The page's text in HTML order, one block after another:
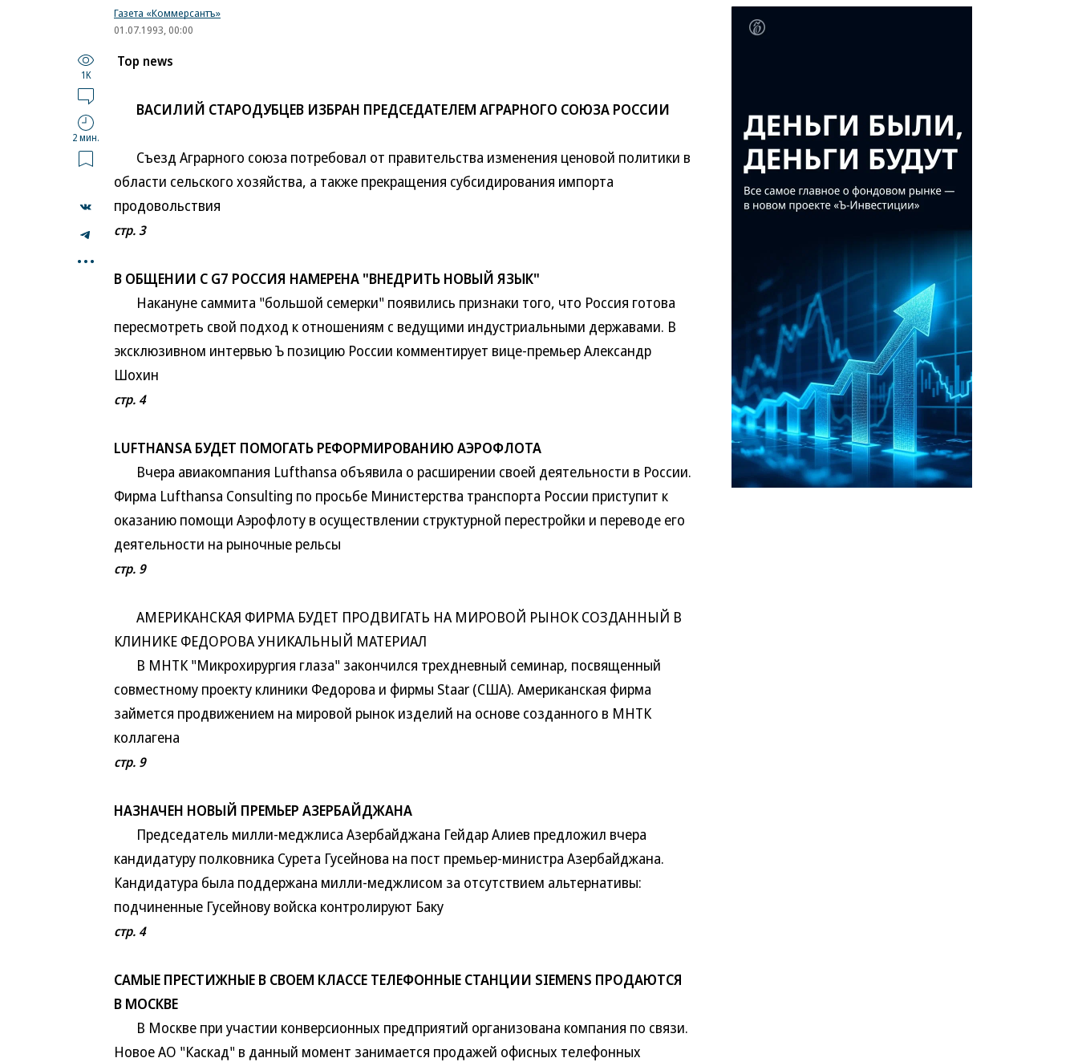
Газета «Коммерсантъ»
01.07.1993, 00:00
1K
2 мин.
...
Top news
ВАСИЛИЙ СТАРОДУБЦЕВ ИЗБРАН ПРЕДСЕДАТЕЛЕМ АГРАРНОГО СОЮЗА РОССИИ
Съезд Аграрного союза потребовал от правительства изменения ценовой политики в
области сельского хозяйства, а также прекращения субсидирования импорта
продовольствия
стр. 3
В ОБЩЕНИИ С G7 РОССИЯ НАМЕРЕНА "ВНЕДРИТЬ НОВЫЙ ЯЗЫК"
Накануне саммита "большой семерки" появились признаки того, что Россия готова
пересмотреть свой подход к отношениям с ведущими индустриальными державами. В
эксклюзивном интервью Ъ позицию России комментирует вице-премьер Александр
Шохин
стр. 4
LUFTHANSA БУДЕТ ПОМОГАТЬ РЕФОРМИРОВАНИЮ АЭРОФЛОТА
Вчера авиакомпания Lufthansa объявила о расширении своей деятельности в России.
Фирма Lufthansa Consulting по просьбе Министерства транспорта России приступит к
оказанию помощи Аэрофлоту в осуществлении структурной перестройки и переводе его
деятельности на рыночные рельсы
стр. 9
АМЕРИКАНСКАЯ ФИРМА БУДЕТ ПРОДВИГАТЬ НА МИРОВОЙ РЫНОК СОЗДАННЫЙ В
КЛИНИКЕ ФЕДОРОВА УНИКАЛЬНЫЙ МАТЕРИАЛ
В МНТК "Микрохирургия глаза" закончился трехдневный семинар, посвященный
совместному проекту клиники Федорова и фирмы Staar (США). Американская фирма
займется продвижением на мировой рынок изделий на основе созданного в МНТК
коллагена
стр. 9
НАЗНАЧЕН НОВЫЙ ПРЕМЬЕР АЗЕРБАЙДЖАНА
Председатель милли-меджлиса Азербайджана Гейдар Алиев предложил вчера
кандидатуру полковника Сурета Гусейнова на пост премьер-министра Азербайджана.
Кандидатура была поддержана милли-меджлисом за отсутствием альтернативы:
подчиненные Гусейнову войска контролируют Баку
стр. 4
САМЫЕ ПРЕСТИЖНЫЕ В СВОЕМ КЛАССЕ ТЕЛЕФОННЫЕ СТАНЦИИ SIEMENS ПРОДАЮТСЯ
В МОСКВЕ
В Москве при участии конверсионных предприятий организована компания по связи.
Новое АО "Каскад" в данный момент занимается продажей офисных телефонных